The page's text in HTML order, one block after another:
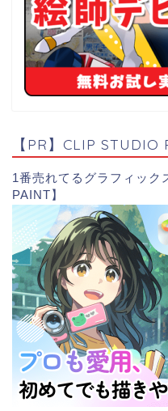
【PR】CLIP STUDIO
1番売れてるグラフィッ
PAINT】